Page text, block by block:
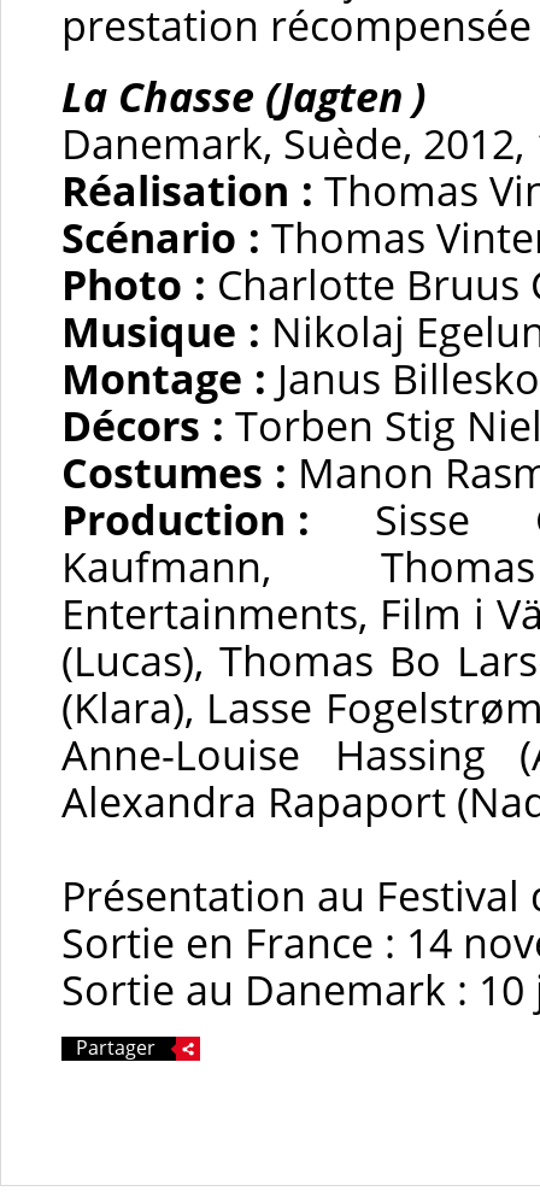
prestation
La Chasse (Jagten )
Danemark, Suède,
Réalisation : Thomas
Scénario : Thomas
Photo : Charlotte Bruus
Musique : Nikolaj
Montage : Janus
Décors : Torben Stig
Costumes : Manon
Production : Sisse
Kaufmann,
Entertainments, Film i
(Lucas), Thomas Bo
(Klara), Lasse
Anne-Louise Hassing
Alexandra Rapaport
Présentation au Festival
Sortie en France : 14
Sortie au Danemark :
Partager